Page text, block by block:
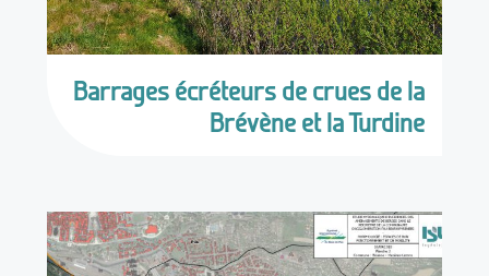
Barrages écréteurs de crues de la
Brévène et la Turdine